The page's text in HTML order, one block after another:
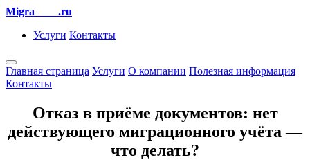
Migra
.ru
Услуги Контакты
Главная страница Услуги О компании Полезная информация
Контакты
Отказ в приёме документов: нет
действующего миграционного учёта —
что делать?